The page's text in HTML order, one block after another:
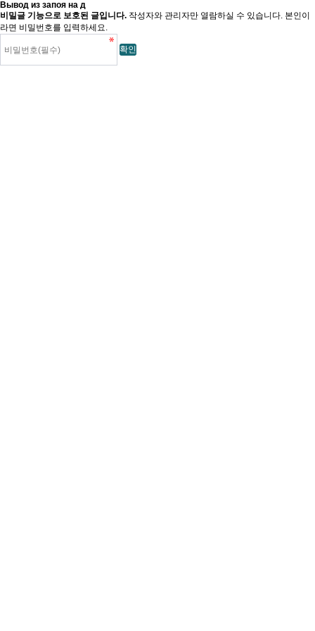
Вывод из запоя на д
비밀글 기능으로 보호된 글입니다. 작성자와 관리자만 열람하실 수 있습니다. 본인이
라면 비밀번호를 입력하세요.